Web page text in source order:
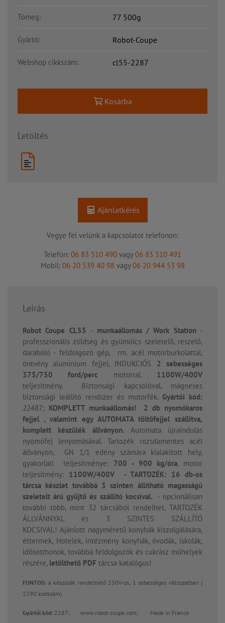
Tömeg: 77 500g
Gyártó: Robot-Coupe
Webshop cikkszám: cl55-2287
Kosárba
Letöltés
Ajánlatkérés
Vegye fel velünk a kapcsolatot telefonon:
Telefon: 06 83 510 490 vagy06 83 510 491
Mobil: 06 20 539 40 98 vagy06 20 944 53 98
Leírás
Robot Coupe CL55 - munkaállomás / Work Station-
professzionális zöldség és gyümölcs szeletelő, reszelő,
daraboló - feldolgozó gép, rm. acél motorburkolattal,
öntvény alumínium fejjel, INDUKCIÓS 2 sebességes
375/750 ford/perc motorral. 1100W/400V
teljesítmény. Biztonsági kapcsolóval, mágneses
biztonsági leállító rendszer és motorfék. Gyártói kód:
22487; KOMPLETT munkaállomás! 2 db nyomókaros
fejjel , valamint egy AUTOMATA töltőfejjel szállítva,
komplett készülék állványon. Automata újraindulás
nyomófej lenyomásával. Tartozék rozsdamentes acél
állványon, GN 1/1 edény számára kialakított hely,
gyakorlati teljesítménye: 700 - 900 kg/óra, motor
teljesítmény: 1100W/400V
- TARTOZÉK: 16 db-os
tárcsa készlet továbbá 3 szinten állítható magasságú
szeletelt árú gyűjtő és szállító kocsival.
- opcionálisan
további több, mint 32 tárcsából rendelhet. TARTOZÉK
ÁLLVÁNNYAL és 3 SZINTES SZÁLLÍTÓ
KOCSIVAL! Ajánlott nagyméretű konyhák kiszolgálására,
éttermek, Hotelek, intézmény konyhák, óvodák, iskolák,
idősotthonok, továbbá feldolgozók és cukrász műhelyek
részére, letölthető PDF tárcsa katalógus!
FONTOS: a készülék rendelhető 230V-os, 1 sebességes változatban (
2290 kódszám)
Gyártói kód: 2287; www.robot-coupe.com; Made in France